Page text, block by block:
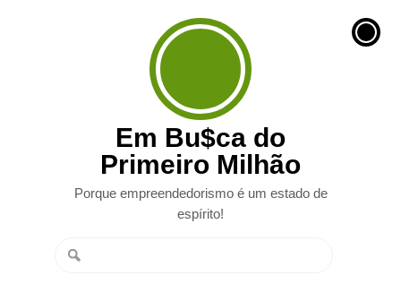
Em Bu$ca do
Primeiro Milhão
Porque empreendedorismo é um estado de
espírito!